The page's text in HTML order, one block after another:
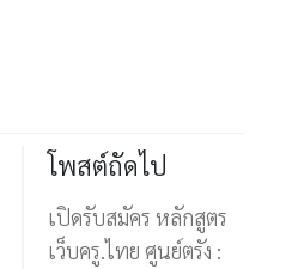
โพสต์ถัดไป
เปิดรับสมัคร หลักสูตร
เว็บครู.ไทย ศูนย์ตรัง :